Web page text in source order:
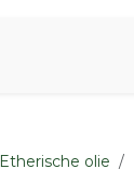
Etherische olie